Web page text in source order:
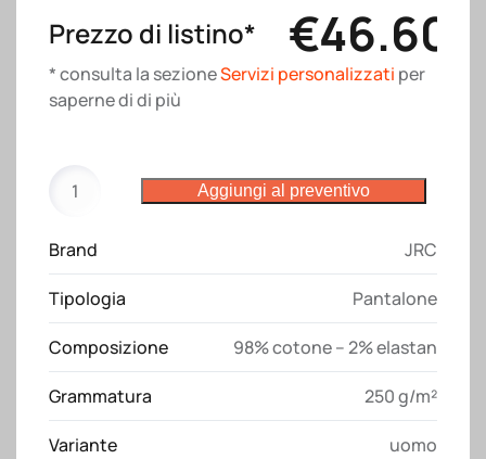
Prezzo di listino* €46.60
* consulta la sezioneServizi personalizzati per
saperne di di più
Riad
quantità
Aggiungi al preventivo
Brand JRC
Tipologia Pantalone
Composizione 98% cotone – 2% elastan
Grammatura 250 g/m²
Variante uomo